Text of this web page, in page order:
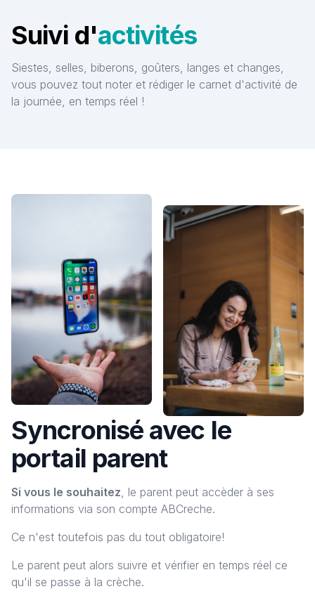
Suivi d'activités
Siestes, selles, biberons, goûters, langes et changes,
vous pouvez tout noter et rédiger le carnet d'activité de
la journée, en temps réel !
Syncronisé avec le
portail parent
Si vous le souhaitez , le parent peut accèder à ses
informations via son compte ABCreche.
Ce n'est toutefois pas du tout obligatoire!
Le parent peut alors suivre et vérifier en temps réel ce
qu'il se passe à la crèche.